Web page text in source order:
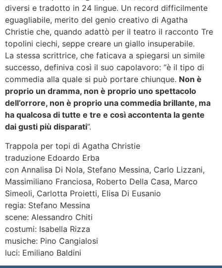
diversi e tradotto in 24 lingue. Un record difficilmente
eguagliabile, merito del genio creativo di Agatha
Christie che, quando adattò per il teatro il racconto Tre
topolini ciechi, seppe creare un giallo insuperabile.
La stessa scrittrice, che faticava a spiegarsi un simile
successo, definiva così il suo capolavoro: “è il tipo di
commedia alla quale si può portare chiunque. Non è
proprio un dramma, non è proprio uno spettacolo
dell’orrore, non è proprio una commedia brillante, ma
ha qualcosa di tutte e tre e così accontenta la gente
dai gusti più disparati”.
Trappola per topi di Agatha Christie
traduzione Edoardo Erba
con Annalisa Di Nola, Stefano Messina, Carlo Lizzani,
Massimiliano Franciosa, Roberto Della Casa, Marco
Simeoli, Carlotta Proietti, Elisa Di Eusanio
regia: Stefano Messina
scene: Alessandro Chiti
costumi: Isabella Rizza
musiche: Pino Cangialosi
luci: Emiliano Baldini